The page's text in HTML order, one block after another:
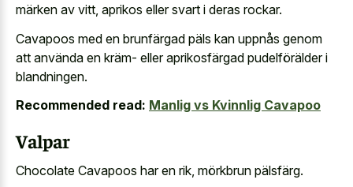
märken av vitt, aprikos eller svart i deras rockar.
Cavapoos med en brunfärgad päls kan uppnås genom
att använda en kräm- eller aprikosfärgad pudelförälder i
blandningen.
Recommended read: Manlig vs Kvinnlig Cavapoo
Valpar
Chocolate Cavapoos har en rik, mörkbrun pälsfärg.